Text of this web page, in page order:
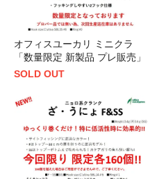
オフィスユーカリ ミニクラ
「数量限定 新製品 プレ販売」
SOLD OUT